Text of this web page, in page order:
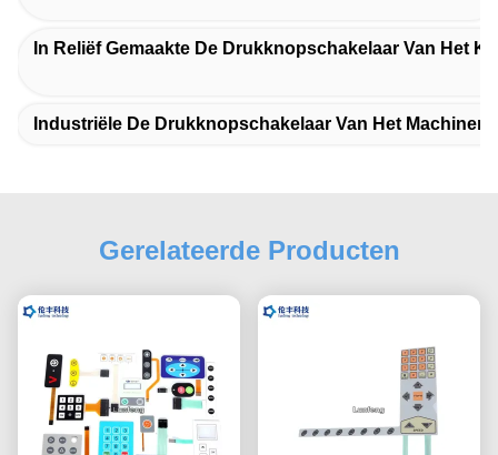
In Reliëf Gemaakte De Drukknopschakelaar Van Het
Industriële De Drukknopschakelaar Van Het
Gerelateerde Producten